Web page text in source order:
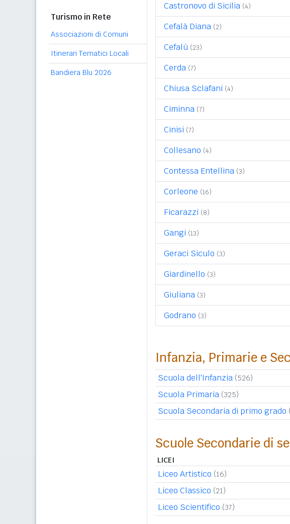
Turismo in Rete
Associazioni di Comuni
Itinerari Tematici Locali
Bandiera Blu 2026
Castronovo di Sicilia (4)
Cefalà Diana (2)
Cefalù (23)
Cerda (7)
Chiusa Sclafani (4)
Ciminna (7)
Cinisi (7)
Collesano (4)
Contessa Entellina (3)
Corleone (16)
Ficarazzi (8)
Gangi (13)
Geraci Siculo (3)
Giardinello (3)
Giuliana (3)
Godrano (3)
Infanzia, Primarie e
Scuola dell'Infanzia (526)
Scuola Primaria (325)
Scuola Secondaria di primo grado
Scuole Secondarie di
LICEI
Liceo Artistico (16)
Liceo Classico (21)
Liceo Scientifico (37)